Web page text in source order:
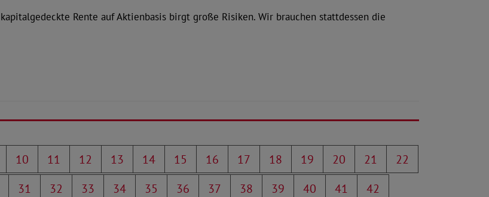
Rente auf Aktienbasis birgt große Risiken. Wir brauchen stattdessen die
10 11 12 13 14 15 16 17 18 19 20 21
22
31 32 33 34 35 36 37 38 39 40 41
42